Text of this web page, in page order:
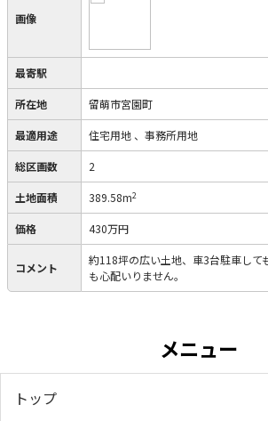
画像
最寄駅
所在地 留萌市宮園町
最適用途 住宅用地 、事務所用地
総区画数 2
土地面積 389.58m2
価格 430万円
コメント
約118坪の広い土地、車3台駐車して
も心配いりません。
メニュー
トップ